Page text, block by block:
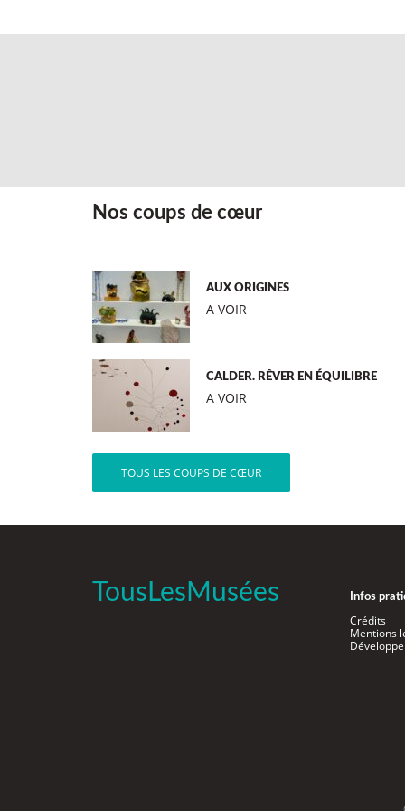
Nos coups de cœur
AUX ORIGINES
A VOIR
CALDER. RÊVER EN ÉQUILIBRE
A VOIR
TOUS LES COUPS DE CŒUR
TousLesMusées Infos
Crédits
Mentions